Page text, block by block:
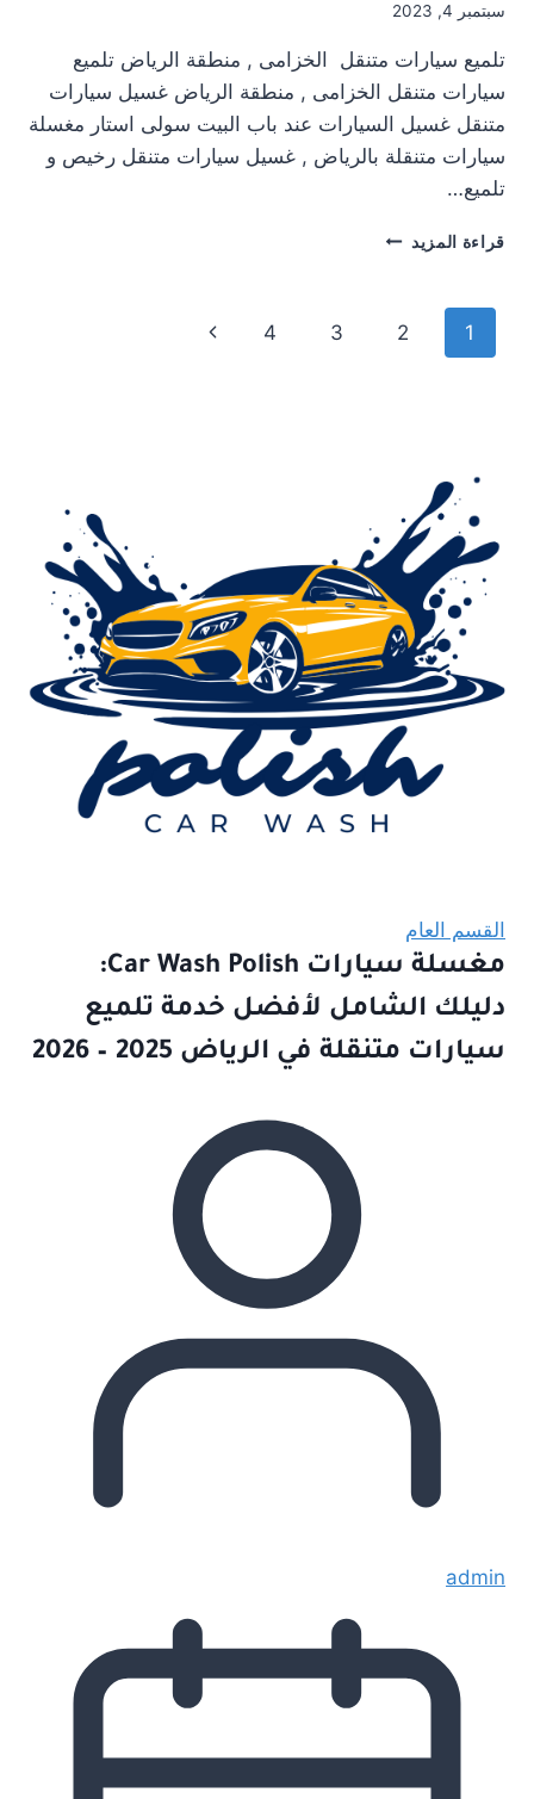
سبتمبر 4, 2023
تلميع سيارات متنقل الخزامى , منطقة الرياض تلميع
سيارات متنقل الخزامى , منطقة الرياض غسيل سيارات
متنقل غسيل السيارات عند باب البيت سولى استار مغسلة
سيارات متنقلة بالرياض , غسيل سيارات متنقل رخيص و
تلميع…
قراءة المزيد تلميع
,
تنقل
1
2
3
4
الصفحة
القسم العام
مغسلة سيارات Car Wash Polish:
دليلك الشامل لأفضل خدمة تلميع
سيارات متنقلة في الرياض 2025 – 2026
admin